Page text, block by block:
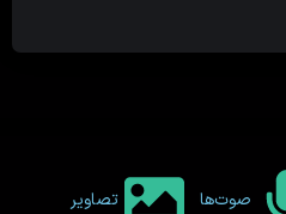
صوت‌ها تصاویر